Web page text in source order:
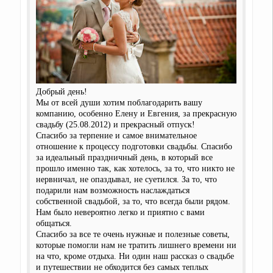
Добрый день!
Мы от всей души хотим поблагодарить вашу
компанию, особенно Елену и Евгения, за прекрасную
свадьбу (25.08.2012) и прекрасный отпуск!
Спасибо за терпение и самое внимательное
отношение к процессу подготовки свадьбы. Спасибо
за идеальный праздничный день, в который все
прошло именно так, как хотелось, за то, что никто не
нервничал, не опаздывал, не суетился. За то, что
подарили нам возможность наслаждаться
собственной свадьбой, за то, что всегда были рядом.
Нам было невероятно легко и приятно с вами
общаться.
Спасибо за все те очень нужные и полезные советы,
которые помогли нам не тратить лишнего времени ни
на что, кроме отдыха. Ни один наш рассказ о свадьбе
и путешествии не обходится без самых теплых